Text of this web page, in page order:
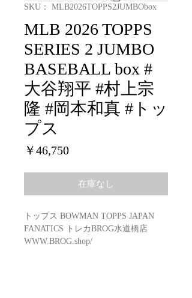
SKU： MLB2026TOPPS2JUMBObox
MLB 2026 TOPPS
SERIES 2 JUMBO
BASEBALL box #
大谷翔平 #村上宗
隆 #岡本和真 #トッ
プス
￥46,750価
在庫なし
トップス BOWMAN TOPPS JAPAN
FANATICS トレカBROG水道橋店
WWW.BROG.shop/